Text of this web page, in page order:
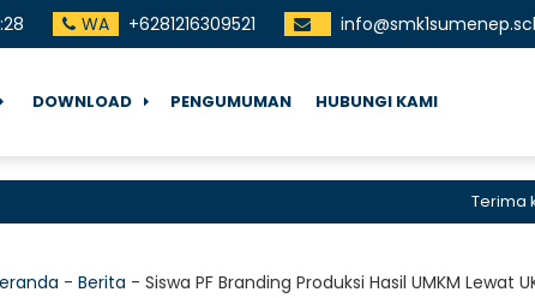
:29 WA +6281216309521
DOWNLOAD PENGUMUMAN HUBUNGI KAMI
Terima kasih
- Berita - Siswa PF Branding Produksi Hasil UMKM Lewat